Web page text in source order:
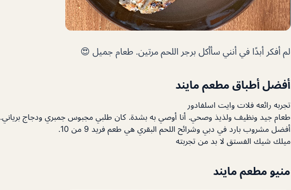
لم أفكر أبدًا في أنني سأأكل برجر اللحم مرتين. طعام جميل 😍
أفضل أطباق مطعم مايند
تجربه رائعه فلات وايت اسلفادور
طعام جيد ونظيف ولذيذ وصحي. أنا أوصي به بشدة. كان طلبي مجبوس جمبري ودجاج برياني.
أفضل مشروب بارد في دبي وشرائح اللحم البقري هي طعم فريد 9 من 10.
ميلك شيك الفستق لا بد من تجربته
منيو مطعم مايند